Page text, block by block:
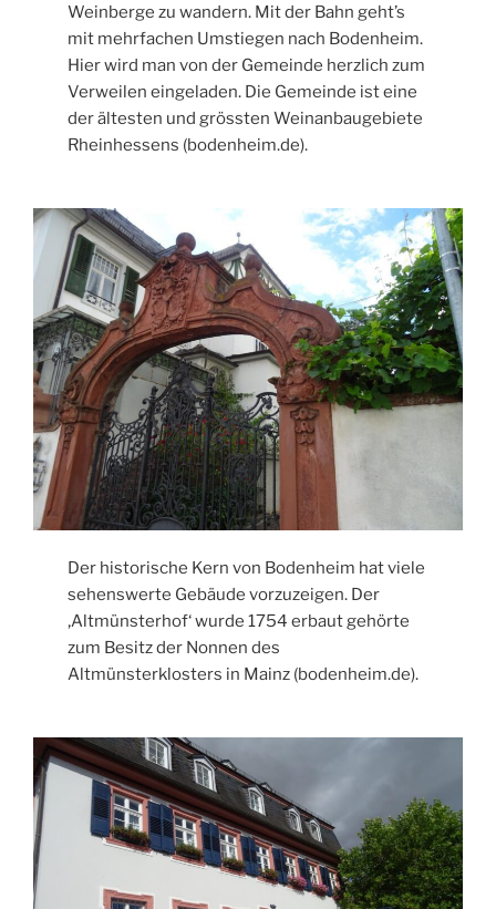
Weinberge zu wandern. Mit der Bahn geht’s
mit mehrfachen Umstiegen nach Bodenheim.
Hier wird man von der Gemeinde herzlich zum
Verweilen eingeladen. Die Gemeinde ist eine
der ältesten und grössten Weinanbaugebiete
Rheinhessens (bodenheim.de).
Der historische Kern von Bodenheim hat viele
sehenswerte Gebäude vorzuzeigen. Der
‚Altmünsterhof‘ wurde 1754 erbaut gehörte
zum Besitz der Nonnen des
Altmünsterklosters in Mainz (bodenheim.de).